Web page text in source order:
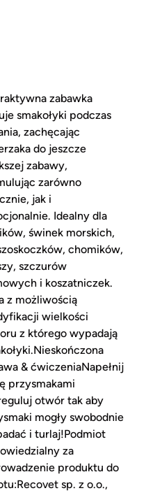
zabawka
smakołyki podczas
zachęcając
do jeszcze
zabawy,
zarówno
jak i
Idealny dla
świnek morskich,
chomików,
szczurów
i koszatniczek.
z możliwością
wielkości
z którego wypadają
& ćwiczeniaNapełnij
przysmakami
otwór tak aby
mogły swobodnie
i turlaj!Podmiot
za
produktu do
sp. z o.o.,